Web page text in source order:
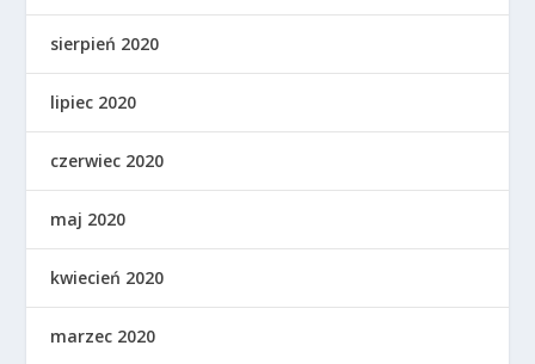
sierpień 2020
lipiec 2020
czerwiec 2020
maj 2020
kwiecień 2020
marzec 2020